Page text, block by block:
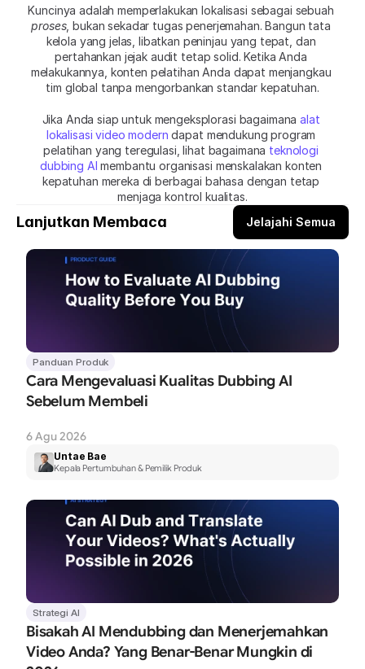
proses, bukan sekadar tugas penerjemahan. Bangun tata
kelola yang jelas, libatkan peninjau yang tepat, dan
pertahankan jejak audit tetap solid. Ketika Anda
melakukannya, konten pelatihan Anda dapat menjangkau
tim global tanpa mengorbankan standar kepatuhan.
Jika Anda siap untuk mengeksplorasi bagaimana alat
lokalisasi video modern dapat mendukung program
pelatihan yang teregulasi, lihat bagaimana teknologi
dubbing AI membantu organisasi menskalakan konten
kepatuhan mereka di berbagai bahasa dengan tetap
menjaga kontrol kualitas.
Lanjutkan Membaca Jelajahi Semua
Panduan Produk
Cara Mengevaluasi Kualitas Dubbing AI
Sebelum Membeli
6 Agu 2026
Untae Bae
Kepala Pertumbuhan & Pemilik Produk
Strategi AI
Bisakah AI Mendubbing dan Menerjemahkan
Video Anda? Yang Benar-Benar Mungkin di